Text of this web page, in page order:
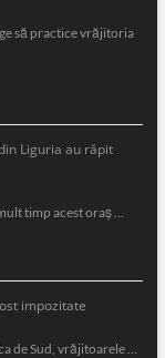
să practice vrăjitoria
Liguria au răpit
timp acest oraş …
impozitate
de Sud, vrăjitoarele …